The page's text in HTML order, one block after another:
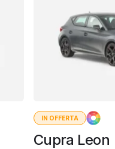
IN OFFERTA
Cupra Leon